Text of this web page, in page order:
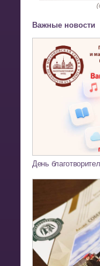
Важные новости
День